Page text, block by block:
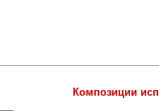
Композиции